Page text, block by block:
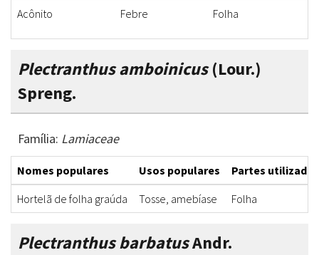
Acônito
Febre Folha
Plectranthus amboinicus(Lour.)
Spreng.
Família: Lamiaceae
Nomes populares Usos populares
Partes utilizadas
Hortelã de folha graúda
Tosse, amebíase Folha
Plectranthus barbatusAndr.